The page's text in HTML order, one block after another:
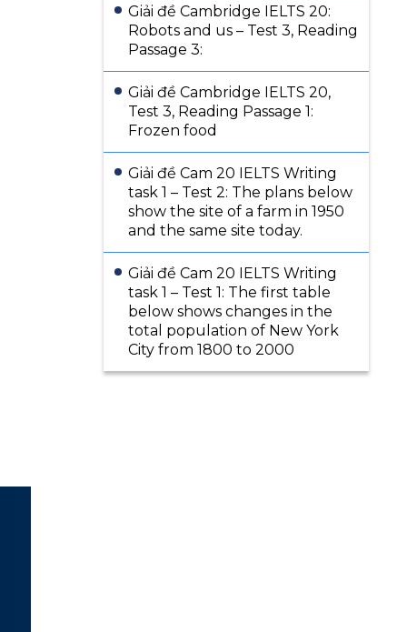
Giải đề Cambridge IELTS 20:
Robots and us – Test 3, Reading
Passage 3:
Giải đề Cambridge IELTS 20,
Test 3, Reading Passage 1:
Frozen food
Giải đề Cam 20 IELTS Writing
task 1 – Test 2: The plans below
show the site of a farm in 1950
and the same site today.
Giải đề Cam 20 IELTS Writing
task 1 – Test 1: The first table
below shows changes in the
total population of New York
City from 1800 to 2000